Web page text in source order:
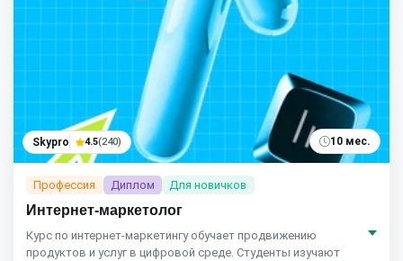
Skypro 4.5(240) 10 мес.
Профессия Диплом Для новичков
Интернет-маркетолог
Курс по интернет‑маркетингу обучает продвижению
продуктов и услуг в цифровой среде. Студенты изучают